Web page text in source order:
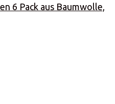
6 Pack aus Baumwolle,